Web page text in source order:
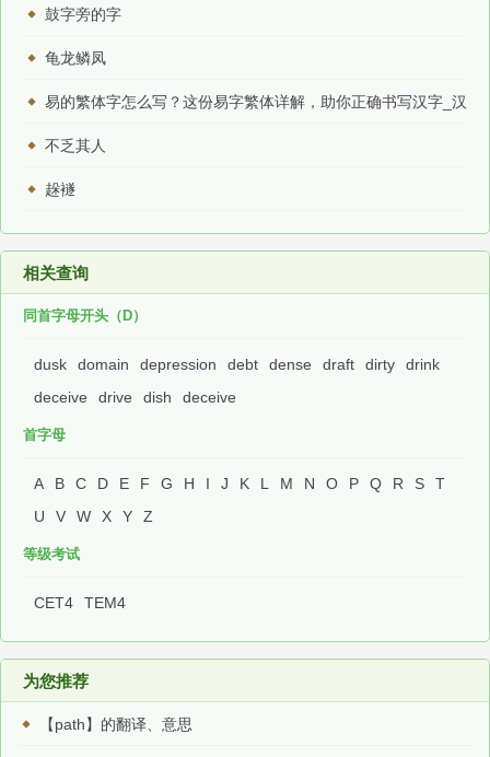
鼓字旁的字
龟龙鳞凤
易的繁体字怎么写？这份易字繁体详解，助你正确书写汉字_汉
字繁体学习
不乏其人
趓襚
相关查询
同首字母开头（D）
dusk domain depression debt dense draft dirty
drink
deceive
drive dish deceive
首字母
A B C D E F G H I J K L M N O P Q R S
T
U
V W X Y Z
等级考试
CET4 TEM4
为您推荐
【path】的翻译、意思